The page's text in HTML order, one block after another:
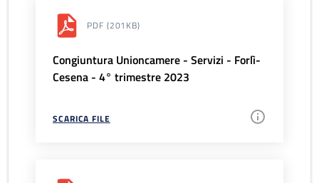
PDF (201KB)
Congiuntura Unioncamere - Servizi - Forlì-
Cesena - 4° trimestre 2023
SCARICA FILE